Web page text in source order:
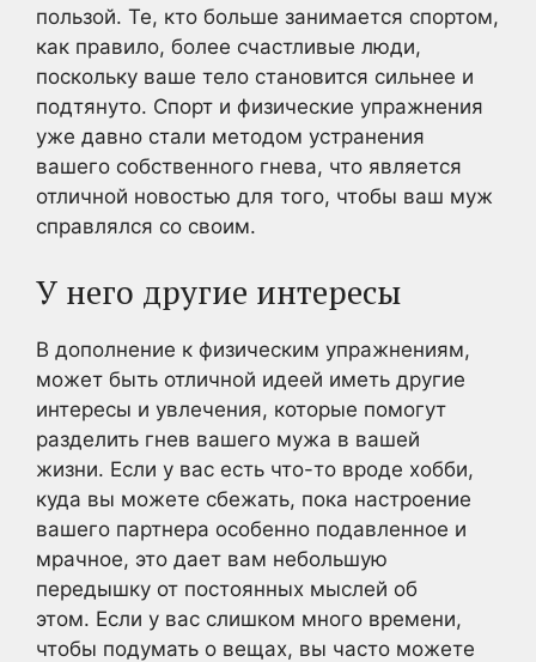
пользой. Те, кто больше занимается спортом,
как правило, более счастливые люди,
поскольку ваше тело становится сильнее и
подтянуто. Спорт и физические упражнения
уже давно стали методом устранения
вашего собственного гнева, что является
отличной новостью для того, чтобы ваш муж
справлялся со своим.
У него другие интересы
В дополнение к физическим упражнениям,
может быть отличной идеей иметь другие
интересы и увлечения, которые помогут
разделить гнев вашего мужа в вашей
жизни. Если у вас есть что-то вроде хобби,
куда вы можете сбежать, пока настроение
вашего партнера особенно подавленное и
мрачное, это дает вам небольшую
передышку от постоянных мыслей об
этом. Если у вас слишком много времени,
чтобы подумать о вещах, вы часто можете